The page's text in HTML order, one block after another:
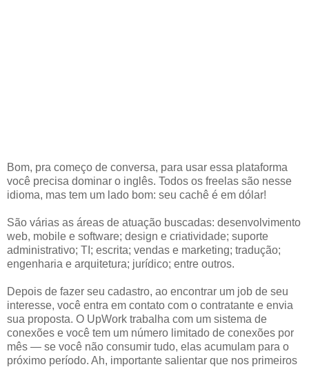
Bom, pra começo de conversa, para usar essa plataforma
você precisa dominar o inglês. Todos os freelas são nesse
idioma, mas tem um lado bom: seu cachê é em dólar!
São várias as áreas de atuação buscadas: desenvolvimento
web, mobile e software; design e criatividade; suporte
administrativo; TI; escrita; vendas e marketing; tradução;
engenharia e arquitetura; jurídico; entre outros.
Depois de fazer seu cadastro, ao encontrar um job de seu
interesse, você entra em contato com o contratante e envia
sua proposta. O UpWork trabalha com um sistema de
conexões e você tem um número limitado de conexões por
mês — se você não consumir tudo, elas acumulam para o
próximo período. Ah, importante salientar que nos primeiros